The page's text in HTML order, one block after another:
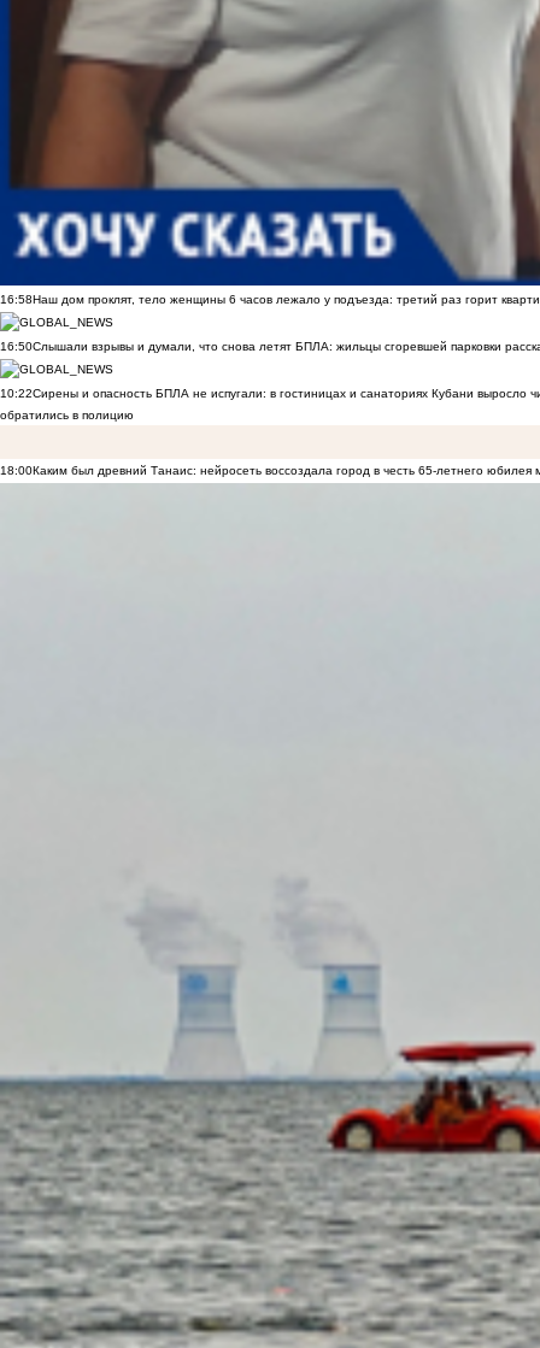
16:58Наш дом проклят, тело женщины 6 часов лежало у подъезда: третий раз горит
16:50Слышали взрывы и думали, что снова летят БПЛА: жильцы сгоревшей парковки
10:22Сирены и опасность БПЛА не испугали: в гостиницах и санаториях Кубани выросло
обратились в полицию
18:00Каким был древний Танаис: нейросеть воссоздала город в честь 65-летнего юбилея